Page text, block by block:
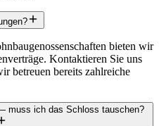
bieten wir
Kontaktieren Sie uns
betreuen bereits zahlreiche
muss ich das Schloss tauschen?